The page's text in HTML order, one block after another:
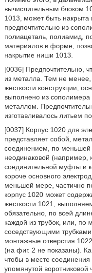
вычислительным блоком
1013, может быть
предпочтительно из
полиацеталь, полиамид,
материалов в форме,
накрытие ниши 1013.
[0036] Предпочтительно,
из металла. Тем не менее,
жесткости конструкции,
выполнено из сополимера
металлом.
изготавливалось литьем
[0037] Корпус 1020 для
представляет собой,
соединением, по меньшей
неодинаковой (например,
соединительной муфты и
короче основного
меньшей мере, частично
корпус 1020 может
жесткости 1021,
обязательно, по всей
каждой из трубок, или,
соседствующими
монтажные отверстия
(на фиг. 2 не показаны).
чтобы в месте соединения
упомянутой воротниковой